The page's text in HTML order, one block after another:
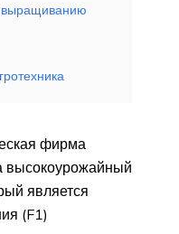
выращиванию
фирма
высокоурожайный
является
(F1)